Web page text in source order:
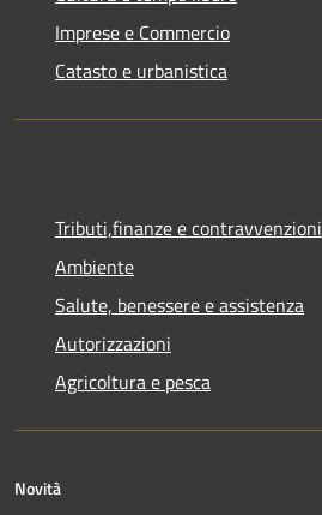
Imprese e Commercio
Catasto e urbanistica
Tributi,finanze e contravvenzioni
Ambiente
Salute, benessere e assistenza
Autorizzazioni
Agricoltura e pesca
Novità